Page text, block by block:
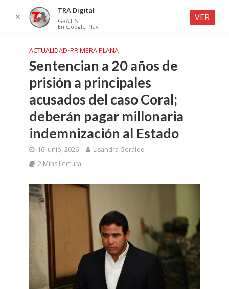
ACTUALIDAD•PRIMERA PLANA
Sentencian a 20 años de
prisión a principales
acusados del caso Coral;
deberán pagar millonaria
indemnización al Estado
16 junio, 2026
Lisandra Geraldo
2 Mins Lectura
✕
TRA Digital
GRATIS
En Google Play
VER